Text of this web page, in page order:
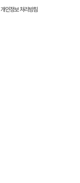
개인정보 처리방침